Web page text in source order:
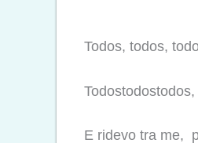
Todos, todos,
E ridevo tra me,